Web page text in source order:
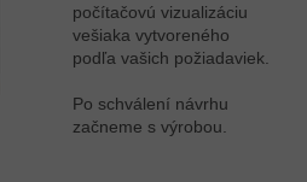
počítačovú vizualizáciu
vešiaka vytvoreného
podľa vašich požiadaviek.
Po schválení návrhu
začneme s výrobou.